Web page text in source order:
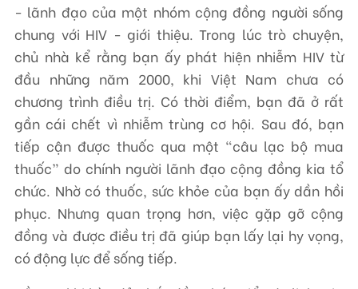
- lãnh đạo của một nhóm cộng đồng người sống
chung với HIV - giới thiệu. Trong lúc trò chuyện,
chủ nhà kể rằng bạn ấy phát hiện nhiễm HIV từ
đầu những năm 2000, khi Việt Nam chưa có
chương trình điều trị. Có thời điểm, bạn đã ở rất
gần cái chết vì nhiễm trùng cơ hội. Sau đó, bạn
tiếp cận được thuốc qua một "câu lạc bộ mua
thuốc” do chính người lãnh đạo cộng đồng kia tổ
chức. Nhờ có thuốc, sức khỏe của bạn ấy dần hồi
phục. Nhưng quan trọng hơn, việc gặp gỡ cộng
đồng và được điều trị đã giúp bạn lấy lại hy vọng,
có động lực để sống tiếp.